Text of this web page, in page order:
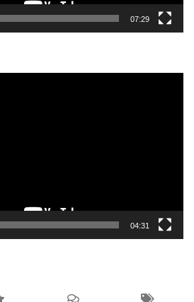
07:29
04:31